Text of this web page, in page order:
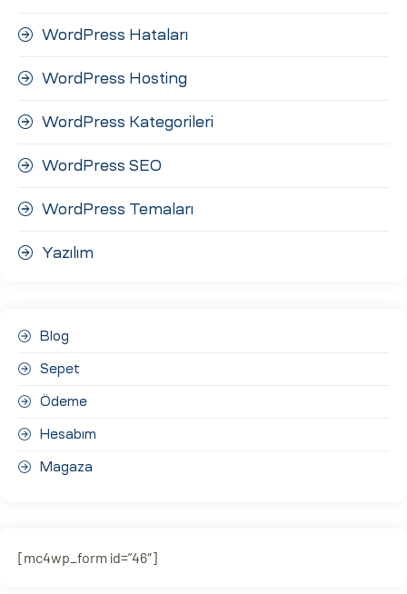
WordPress Hataları
WordPress Hosting
WordPress Kategorileri
WordPress SEO
WordPress Temaları
Yazılım
Blog
Sepet
Ödeme
Hesabım
Magaza
[mc4wp_form id=”46″]